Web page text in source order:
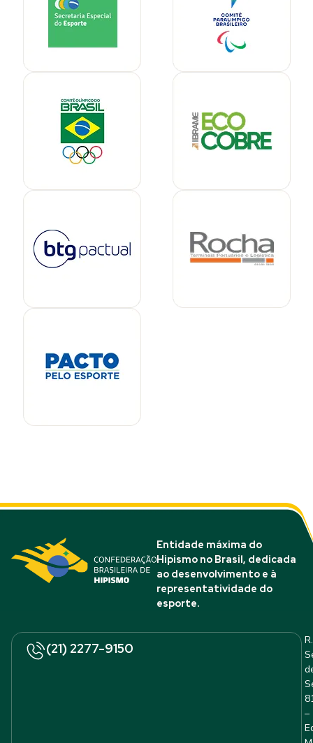
Entidade máxima do
Hipismo no Brasil, dedicada
ao desenvolvimento e à
representatividade do
esporte.
(21) 2277-9150
R.
–